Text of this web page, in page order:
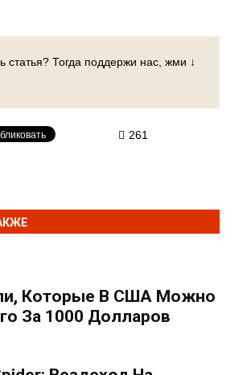
статья? Тогда поддержи нас, жми ↓
261
Которые В США Можно
За 1000 Долларов